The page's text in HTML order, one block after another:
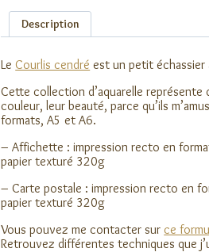
Description
LeCourlis cendré est un petit échassier
Cette collection d’aquarelle représente
couleur, leur beauté, parce qu’ils
formats, A5 et A6.
– Affichette : impression recto en
papier texturé 320g
– Carte postale : impression recto en
papier texturé 320g
Vous pouvez me contacter sur ce
Retrouvez différentes techniques que